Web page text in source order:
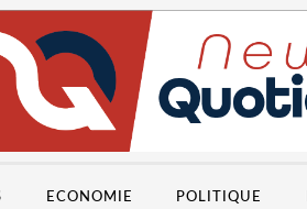
ECONOMIE POLITIQUE